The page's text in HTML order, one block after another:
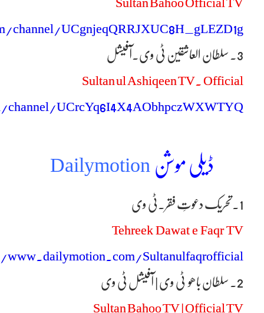
Sultan Bahoo Official TV
UCgnjeqQRRJXUC8H_gLEZD1g
3۔ سلطان العاشقین ٹی وی.آفیشل
Sultan ul Ashiqeen TV. Official
UCrcYq6I4X4AObhpczWXWTYQ
ڈیلی موشن Dailymotion
1۔تحریک دعوتِ فقر۔ٹی وی
Tehreek Dawat e Faqr TV
www.dailymotion.com/Sultanulfaqrofficial
2۔ سلطان باھو ٹی وی | آفیشل ٹی وی
Sultan Bahoo TV | Official TV